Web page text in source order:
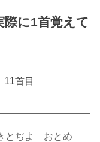
際に1首覚えて
11首目
とぢよ おとめ